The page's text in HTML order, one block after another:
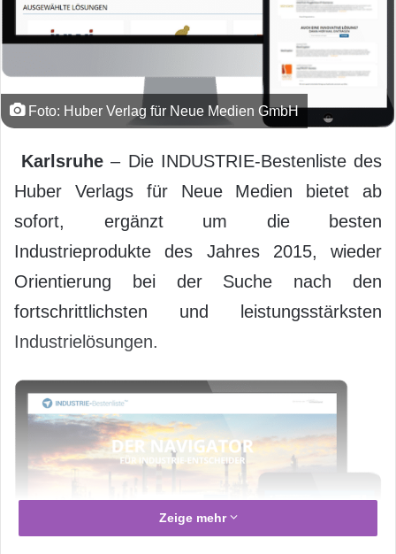
Foto: Huber Verlag für Neue Medien GmbH
Karlsruhe – Die INDUSTRIE-Bestenliste des
Huber Verlags für Neue Medien bietet ab
sofort, ergänzt um die besten
Industrieprodukte des Jahres 2015, wieder
Orientierung bei der Suche nach den
fortschrittlichsten und leistungsstärksten
Industrielösungen.
Zeige mehr